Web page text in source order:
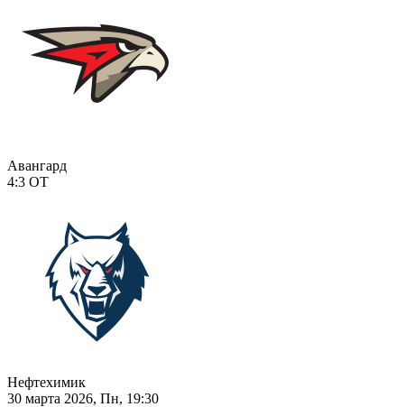
Авангард
4:3 ОТ
Нефтехимик
30 марта 2026, Пн, 19:30